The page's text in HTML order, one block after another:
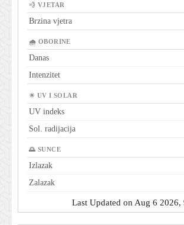
💨 VJETAR
Brzina vjetra
🌧 OBORINE
Danas
Intenzitet
☀ UV I SOLAR
UV indeks
Sol. radijacija
🌅 SUNCE
Izlazak
Zalazak
Last Updated on Aug 6 2026,